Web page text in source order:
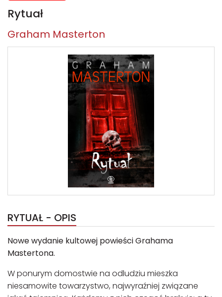
Rytuał
Graham Masterton
RYTUAŁ - OPIS
Nowe wydanie kultowej powieści Grahama
Mastertona.
W ponurym domostwie na odludziu mieszka
niesamowite towarzystwo, najwyraźniej związane